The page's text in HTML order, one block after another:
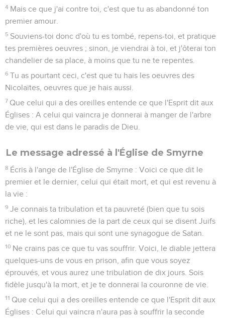
4 Mais ce que j'ai contre toi, c'est que tu as abandonné ton
premier amour.
5 Souviens-toi donc d'où tu es tombé, repens-toi, et pratique
tes premières oeuvres ; sinon, je viendrai à toi, et j'ôterai ton
chandelier de sa place, à moins que tu ne te repentes.
6 Tu as pourtant ceci, c'est que tu hais les oeuvres des
Nicolaïtes, oeuvres que je hais aussi.
7 Que celui qui a des oreilles entende ce que l'Esprit dit aux
Églises : A celui qui vaincra je donnerai à manger de l'arbre
de vie, qui est dans le paradis de Dieu.
Le message adressé à l'Église de Smyrne
8 Écris à l'ange de l'Église de Smyrne : Voici ce que dit le
premier et le dernier, celui qui était mort, et qui est revenu à
la vie :
9 Je connais ta tribulation et ta pauvreté (bien que tu sois
riche), et les calomnies de la part de ceux qui se disent Juifs
et ne le sont pas, mais qui sont une synagogue de Satan.
10 Ne crains pas ce que tu vas souffrir. Voici, le diable jettera
quelques-uns de vous en prison, afin que vous soyez
éprouvés, et vous aurez une tribulation de dix jours. Sois
fidèle jusqu'à la mort, et je te donnerai la couronne de vie.
11 Que celui qui a des oreilles entende ce que l'Esprit dit aux
Églises : Celui qui vaincra n'aura pas à souffrir la seconde